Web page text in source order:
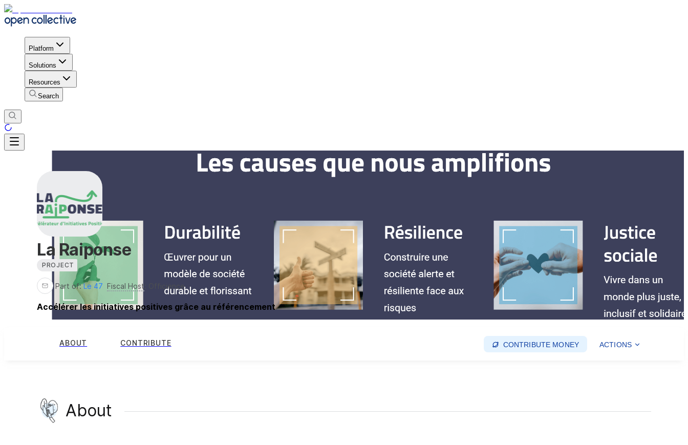
Platform
Solutions
Resources
Search
La Raiponse
PROJECT
Part of:Le 47 Fiscal Host Officience
Accélérer les initiatives positives grâce au référencement
ABOUT CONTRIBUTE CONTRIBUTE MONEY ACTIONS
About